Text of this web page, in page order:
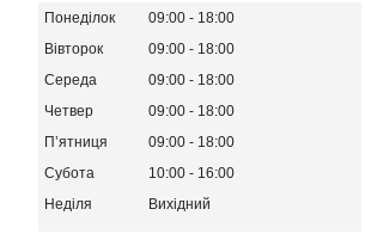
Понеділок 09:00
18:00
Вівторок
09:00
18:00
Середа
09:00
18:00
Четвер
09:00
18:00
Пʼятниця
09:00
18:00
Субота
10:00
16:00
Неділя
Вихідний